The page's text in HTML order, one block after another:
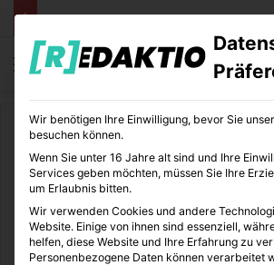
Menü
Start /Unterhaltung
Film und TV Unterhaltung
Endlich da – The
Dead Staffel 4
Wir benötigen Ihre Einwilligung, bevor Sie
besuchen können.
Wenn Sie unter 16 Jahre alt sind und Ihre
Services geben möchten, müssen Sie Ihre
um Erlaubnis bitten.
Wir verwenden Cookies und andere
Website. Einige von ihnen sind essenziell,
helfen, diese Website und Ihre Erfahrung zu
Personenbezogene Daten können verarbeitet